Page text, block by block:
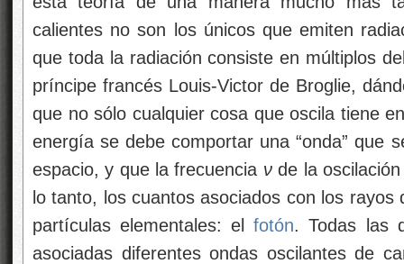
calientes no son los únicos que emiten
que toda la radiación consiste en múltiplos
príncipe francés Louis-Victor de Broglie,
que no sólo cualquier cosa que oscila tiene
energía se debe comportar una “onda” que
espacio, y que la frecuencia νde la oscilación
lo tanto, los cuantos asociados con los
partículas elementales: elfotón. Todas las
asociadas diferentes ondas oscilantes de